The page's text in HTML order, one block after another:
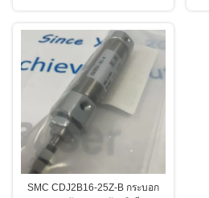
SMC CDJ2B16-25Z-B กระบอก